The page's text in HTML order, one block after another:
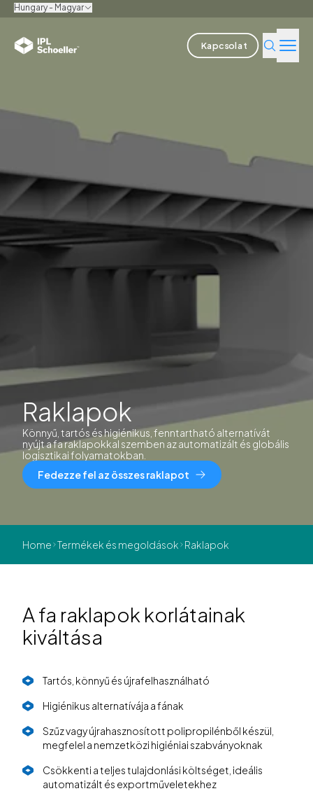
Hungary - Magyar
Kapcsolat
Termékek és megoldások
Fenntarthatóság
Media center
Raklapok
Könnyű, tartós és higiénikus, fenntartható alternatívát
nyújt a fa raklapokkal szemben az automatizált és globális
logisztikai folyamatokban.
Fedezze fel az összes raklapot
Home Termékek és megoldások Raklapok
A fa raklapok korlátainak
kiváltása
Tartós, könnyű és újrafelhasználható
Higiénikus alternatívája a fának
Szűz vagy újrahasznosított polipropilénből készül,
megfelel a nemzetközi higiéniai szabványoknak
Csökkenti a teljes tulajdonlási költséget, ideális
automatizált és exportműveletekhez